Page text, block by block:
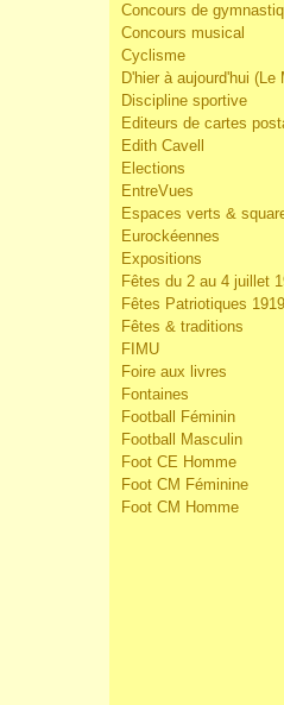
Concours de
Concours musical
Cyclisme
D'hier à aujourd'hui (Le
Discipline sportive
Editeurs de cartes
Edith Cavell
Elections
EntreVues
Espaces verts &
Eurockéennes
Expositions
Fêtes du 2 au 4 juillet
Fêtes Patriotiques 1919
Fêtes & traditions
FIMU
Foire aux livres
Fontaines
Football Féminin
Football Masculin
Foot CE Homme
Foot CM Féminine
Foot CM Homme